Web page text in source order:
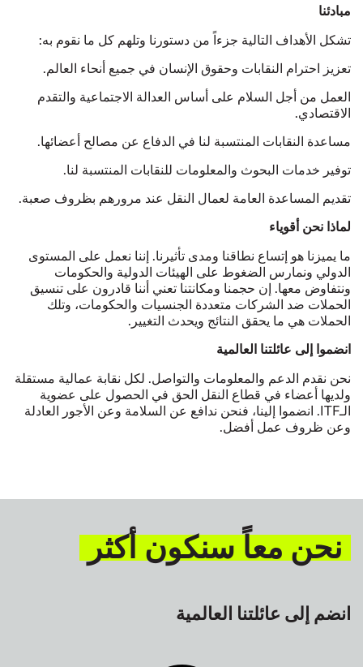
مبادئنا
تشكل الأهداف التالية جزءاً من دستورنا وتلهم كل ما نقوم به:
تعزيز احترام النقابات وحقوق الإنسان في جميع أنحاء العالم.
العمل من أجل السلام على أساس العدالة الاجتماعية والتقدم
الاقتصادي.
مساعدة النقابات المنتسبة لنا في الدفاع عن مصالح أعضائها.
توفير خدمات البحوث والمعلومات للنقابات المنتسبة لنا.
تقديم المساعدة العامة لعمال النقل عند مرورهم بظروف صعبة.
لماذا نحن أقوياء
ما يميزنا هو إتساع نطاقنا ومدى تأثيرنا. إننا نعمل على المستوى
الدولي ونمارس الضغوط على الهيئات الدولية والحكومات
ونتفاوض معها. إن حجمنا ومكانتنا تعني أننا قادرون على تنسيق
الحملات ضد الشركات متعددة الجنسيات والحكومات، وتلك
الحملات هي ما يحقق النتائج ويحدث التغيير.
انضموا إلى عائلتنا العالمية
نحن نقدم الدعم والمعلومات والتواصل. لكل نقابة عمالية مستقلة
ولديها أعضاء في قطاع النقل الحق في الحصول على عضوية
الـITF. انضموا إلينا، فنحن ندافع عن السلامة وعن الأجور العادلة
وعن ظروف عمل أفضل.
نحن معاً سنكون أكثر
انضم إلى عائلتنا العالمية